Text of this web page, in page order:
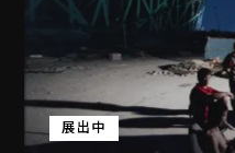
展出中